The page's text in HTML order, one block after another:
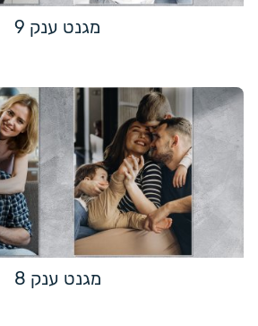
מגנט ענק 9
מגנט ענק 8